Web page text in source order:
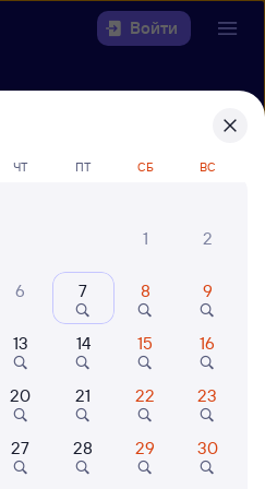
Войти
Главный —
поезда
ЧТ ПТ СБ ВС
1
2
6 7 8 9
13 14 15 16
20 21 22 23
27 28 29 30